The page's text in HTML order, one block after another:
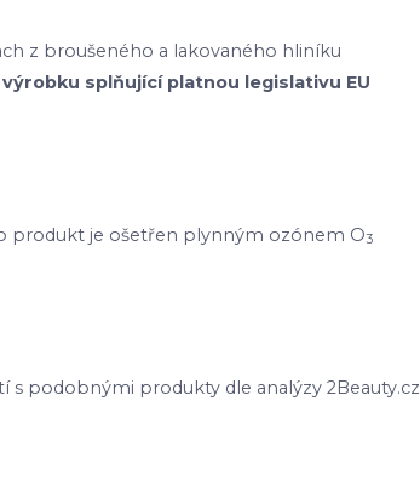
z broušeného a lakovaného hliníku
splňující platnou legislativu EU
produkt je ošetřen plynným ozónem O3
s podobnými produkty dle analýzy 2Beauty.cz